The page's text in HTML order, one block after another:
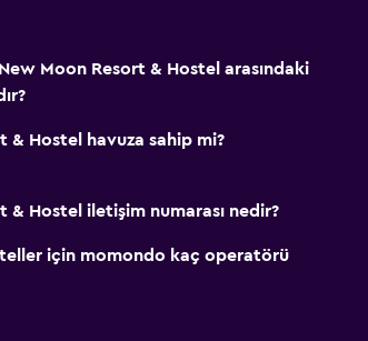
Moon Resort & Hostel arasındaki
& Hostel havuza sahip mi?
& Hostel iletişim numarası nedir?
için momondo kaç operatörü